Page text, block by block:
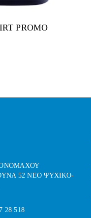
PROMO
52 ΝΕΟ ΨΥΧΙΚΟ-
28 518